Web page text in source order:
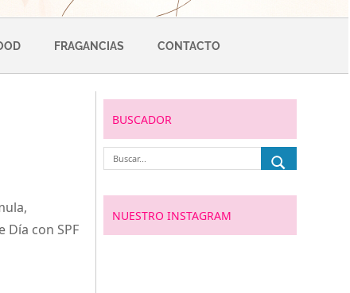
FRAGANCIAS CONTACTO
con SPF
BUSCADOR
NUESTRO INSTAGRAM